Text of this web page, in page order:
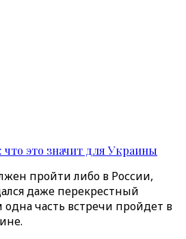
это значит для Украины
пройти либо в России,
даже перекрестный
часть встречи пройдет в